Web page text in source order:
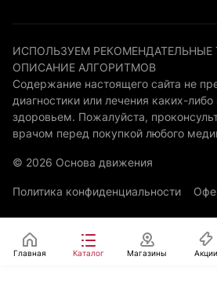
ИСПОЛЬЗУЕМ РЕКОМЕНДАТЕЛЬНЫЕ
ОПИСАНИЕ АЛГОРИТМОВ
Содержание настоящего сайта не
диагностики или лечения каких-
здоровьем. Пожалуйста,
врачом перед покупкой любого
© 2026 Основа движения
Политика конфиденциальности
Главная Каталог Магазины Акции